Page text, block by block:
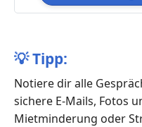
💡Tipp:
Notiere dir alle
sichere E-Mails, Fotos
Mietminderung oder